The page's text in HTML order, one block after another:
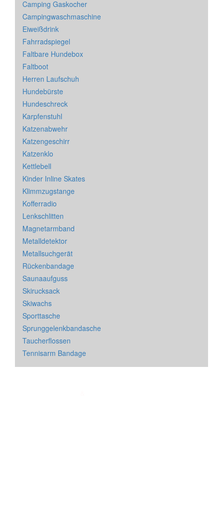
Camping Gaskocher
Campingwaschmaschine
Eiweißdrink
Fahrradspiegel
Faltbare Hundebox
Faltboot
Herren Laufschuh
Hundebürste
Hundeschreck
Karpfenstuhl
Katzenabwehr
Katzengeschirr
Katzenklo
Kettlebell
Kinder Inline Skates
Klimmzugstange
Kofferradio
Lenkschlitten
Magnetarmband
Metalldetektor
Metallsuchgerät
Rückenbandage
Saunaaufguss
Skirucksack
Skiwachs
Sporttasche
Sprunggelenkbandasche
Taucherflossen
Tennisarm Bandage